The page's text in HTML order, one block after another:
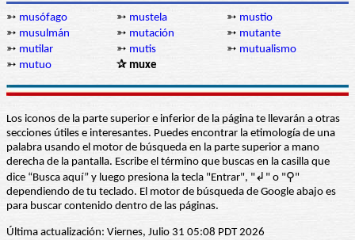
➳ musófago ➳ mustela ➳ mustio
➳ musulmán ➳ mutación ➳ mutante
➳ mutilar ➳ mutis ➳ mutualismo
➳ mutuo ✰ muxe
Los iconos de la parte superior e inferior de la página te llevarán a otras
secciones útiles e interesantes. Puedes encontrar la etimología de una
palabra usando el motor de búsqueda en la parte superior a mano
derecha de la pantalla. Escribe el término que buscas en la casilla que
dice “Busca aquí” y luego presiona la tecla "Entrar", "↲" o "⚲"
dependiendo de tu teclado. El motor de búsqueda de Google abajo es
para buscar contenido dentro de las páginas.
Última actualización: Viernes, Julio 31 05:08 PDT 2026